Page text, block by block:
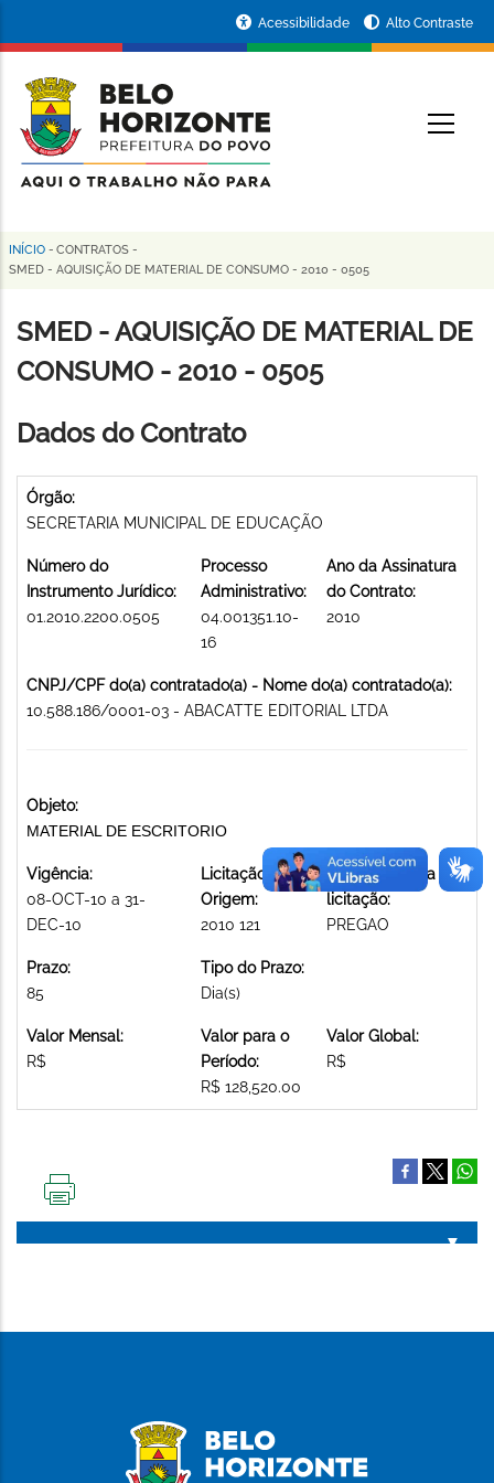
conteúdo
principal
da
Prefeitura
de
Horizonte
Acessibilidade Alto Contraste
Trilha
navegação
INÍCIO - CONTRATOS -
SMED - AQUISIÇÃO DE MATERIAL DE CONSUMO - 2010 - 0505
SMED - AQUISIÇÃO DE MATERIAL DE
CONSUMO - 2010 - 0505
Dados do Contrato
Órgão:
SECRETARIA MUNICIPAL DE EDUCAÇÃO
Número do
Instrumento Jurídico:
01.2010.2200.0505
Processo
Administrativo:
04.001351.10-
16
Ano da Assinatura
do Contrato:
2010
CNPJ/CPF do(a) contratado(a) - Nome do(a) contratado(a):
10.588.186/0001-03 - ABACATTE EDITORIAL LTDA
Objeto:
MATERIAL DE ESCRITORIO
Vigência:
08-OCT-10 a 31-
DEC-10
Licitação de
Origem:
2010 121
Modalidade da
licitação:
PREGAO
Prazo:
85
Tipo do Prazo:
Dia(s)
Valor Mensal:
R$
Valor para o
Período:
R$ 128,520.00
Valor Global:
R$
PÁGINA